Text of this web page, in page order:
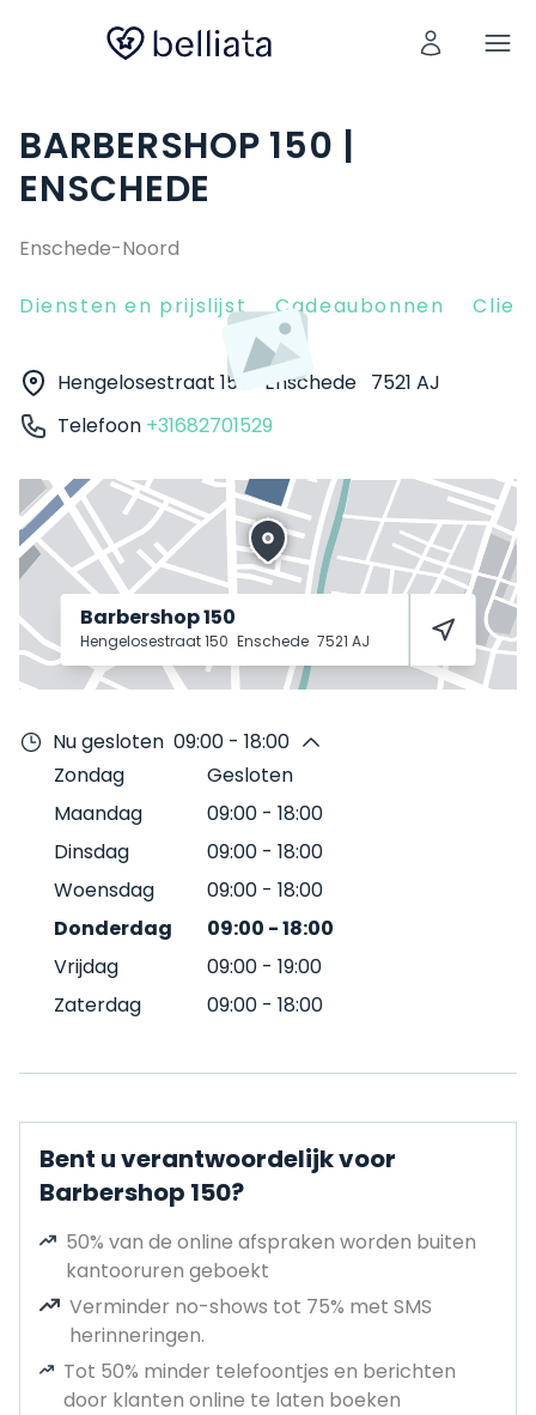
BARBERSHOP 150 |
ENSCHEDE
Enschede-Noord
Diensten en prijslijst Cadeaubonnen
Hengelosestraat 150 Enschede 7521 AJ
Telefoon +31682701529
Barbershop 150
Hengelosestraat 150 Enschede 7521 AJ
Nu gesloten 09:00 - 18:00
Zondag
Gesloten
Maandag
09:00 - 18:00
Dinsdag
09:00 - 18:00
Woensdag
09:00 - 18:00
Donderdag
09:00 -18:00
Vrijdag
09:00 - 19:00
Zaterdag
09:00 - 18:00
Bent u verantwoordelijk voor
Barbershop 150?
50% van de online afspraken worden buiten
kantooruren geboekt
Verminder no-shows tot 75% met SMS
herinneringen.
Tot 50% minder telefoontjes en berichten
door klanten online te laten boeken